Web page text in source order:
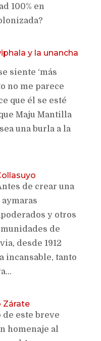
100% en
y la unancha
siente ‘más
no me parece
que él se esté
Maju Mantilla
una burla a la
de crear una
y otros
de
desde 1912
incansable, tanto
Zárate
este breve
homenaje al